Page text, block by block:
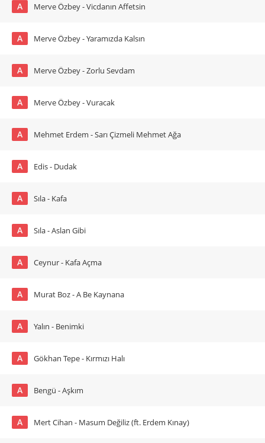
A Merve Özbey - Vicdanın Affetsin
A Merve Özbey - Yaramızda Kalsın
A Merve Özbey - Zorlu Sevdam
A Merve Özbey - Vuracak
A Mehmet Erdem - Sarı Çizmeli Mehmet Ağa
A Edis - Dudak
A Sıla - Kafa
A Sıla - Aslan Gibi
A Ceynur - Kafa Açma
A Murat Boz - A Be Kaynana
A Yalın - Benimki
A Gökhan Tepe - Kırmızı Halı
A Bengü - Aşkım
A Mert Cihan - Masum Değiliz (ft. Erdem Kınay)